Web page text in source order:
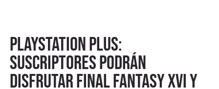
PlayStation Plus:
suscriptores podrán
disfrutar Final Fantasy XVI y